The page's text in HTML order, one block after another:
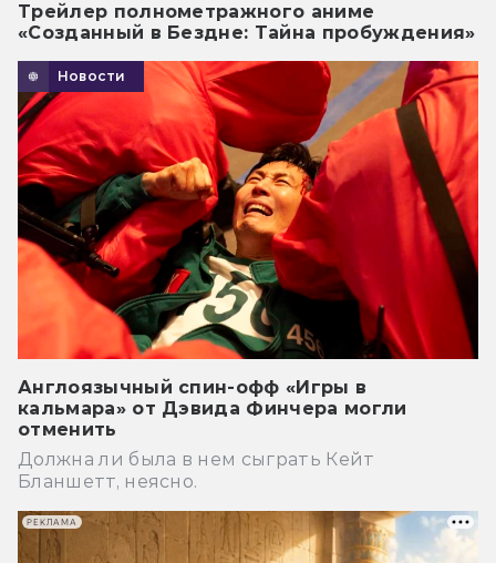
Трейлер полнометражного аниме
«Созданный в Бездне: Тайна пробуждения»
Новости
Англоязычный спин-офф «Игры в
кальмара» от Дэвида Финчера могли
отменить
Должна ли была в нем сыграть Кейт
Бланшетт, неясно.
РЕКЛАМА